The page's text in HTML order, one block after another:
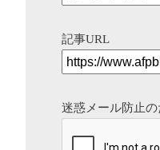
記事URL
迷惑メール防止